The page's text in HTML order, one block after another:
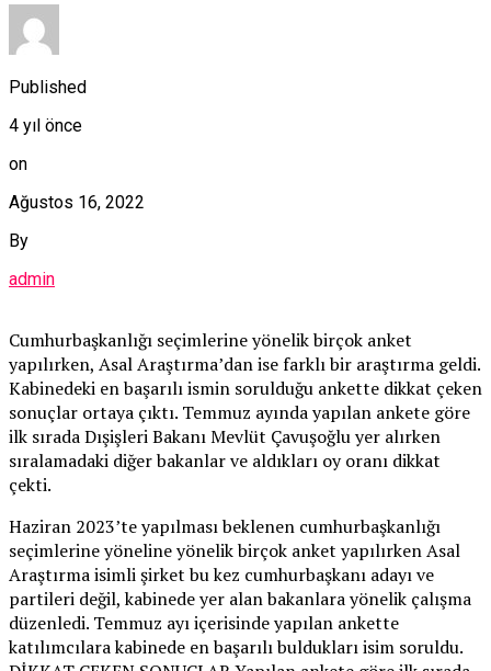
Published
4 yıl önce
on
Ağustos 16, 2022
By
admin
Cumhurbaşkanlığı seçimlerine yönelik birçok anket
yapılırken, Asal Araştırma’dan ise farklı bir araştırma geldi.
Kabinedeki en başarılı ismin sorulduğu ankette dikkat çeken
sonuçlar ortaya çıktı. Temmuz ayında yapılan ankete göre
ilk sırada Dışişleri Bakanı Mevlüt Çavuşoğlu yer alırken
sıralamadaki diğer bakanlar ve aldıkları oy oranı dikkat
çekti.
Haziran 2023’te yapılması beklenen cumhurbaşkanlığı
seçimlerine yöneline yönelik birçok anket yapılırken Asal
Araştırma isimli şirket bu kez cumhurbaşkanı adayı ve
partileri değil, kabinede yer alan bakanlara yönelik çalışma
düzenledi. Temmuz ayı içerisinde yapılan ankette
katılımcılara kabinede en başarılı buldukları isim soruldu.